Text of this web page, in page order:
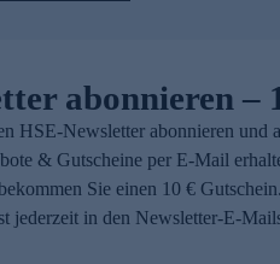
abonnieren –
HSE-Newsletter abonnieren und
& Gutscheine per E-Mail
Sie einen 10 €
jederzeit in den Newsletter-E-